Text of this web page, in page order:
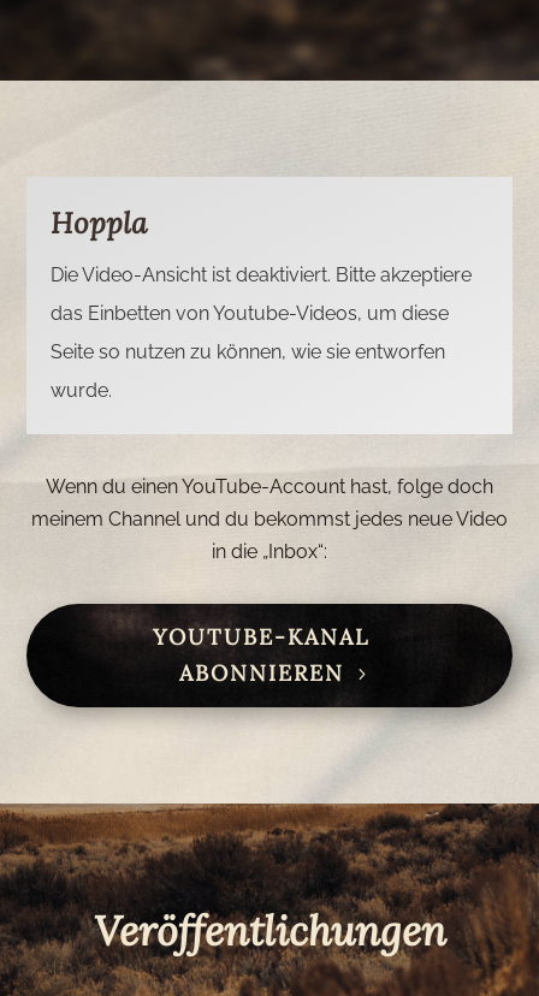
Hoppla
Die Video-Ansicht ist deaktiviert. Bitte akzeptiere
das Einbetten von Youtube-Videos, um diese
Seite so nutzen zu können, wie sie entworfen
wurde.
Wenn du einen YouTube-Account hast, folge doch
meinem Channel und du bekommst jedes neue Video
in die „Inbox“:
YOUTUBE-KANAL
ABONNIEREN
Veröffentlichungen